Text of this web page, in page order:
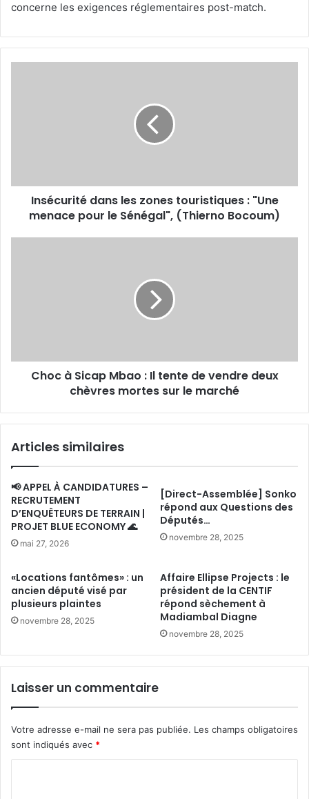
concerne les exigences réglementaires post-match.
pour
Sénégal",
Insécurité dans les zones touristiques : "Une
menace pour le Sénégal", (Thierno Bocoum)
vendre
marché
Choc à Sicap Mbao : Il tente de vendre deux
chèvres mortes sur le marché
Articles similaires
📢 APPEL À CANDIDATURES –
RECRUTEMENT
D’ENQUÊTEURS DE TERRAIN |
PROJET BLUE ECONOMY 🌊
mai 27, 2026
[Direct-Assemblée] Sonko
répond aux Questions des
Députés…
novembre 28, 2025
«Locations fantômes» : un
ancien député visé par
plusieurs plaintes
novembre 28, 2025
Affaire Ellipse Projects : le
président de la CENTIF
répond sèchement à
Madiambal Diagne
novembre 28, 2025
Laisser un commentaire
Votre adresse e-mail ne sera pas publiée. Les champs obligatoires
sont indiqués avec *